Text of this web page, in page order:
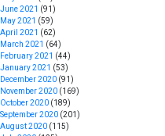
June 2021 (91)
May 2021 (59)
April 2021 (62)
March 2021 (64)
February 2021 (44)
January 2021 (53)
December 2020 (91)
November 2020 (169)
October 2020 (189)
September 2020 (201)
August 2020 (115)